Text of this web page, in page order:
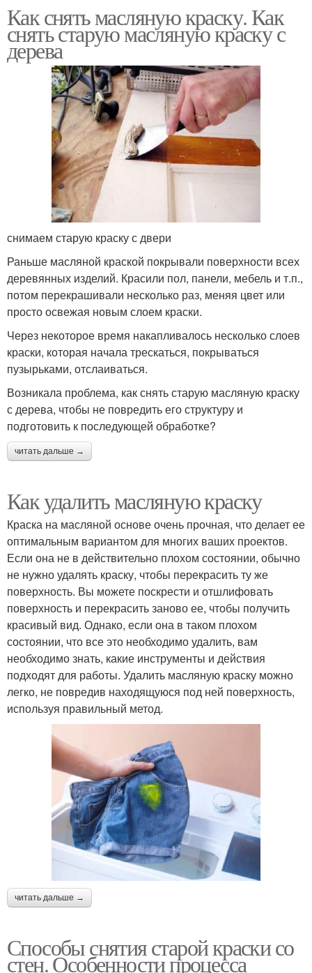
Как снять масляную краску. Как
снять старую масляную краску с
дерева
снимаем старую краску с двери
Раньше масляной краской покрывали поверхности всех
деревянных изделий. Красили пол, панели, мебель и т.п.,
потом перекрашивали несколько раз, меняя цвет или
просто освежая новым слоем краски.
Через некоторое время накапливалось несколько слоев
краски, которая начала трескаться, покрываться
пузырьками, отслаиваться.
Возникала проблема, как снять старую масляную краску
с дерева, чтобы не повредить его структуру и
подготовить к последующей обработке?
читать дальше →
Как удалить масляную краску
Краска на масляной основе очень прочная, что делает ее
оптимальным вариантом для многих ваших проектов.
Если она не в действительно плохом состоянии, обычно
не нужно удалять краску, чтобы перекрасить ту же
поверхность. Вы можете поскрести и отшлифовать
поверхность и перекрасить заново ее, чтобы получить
красивый вид. Однако, если она в таком плохом
состоянии, что все это необходимо удалить, вам
необходимо знать, какие инструменты и действия
подходят для работы. Удалить масляную краску можно
легко, не повредив находящуюся под ней поверхность,
используя правильный метод.
читать дальше →
Способы снятия старой краски со
стен. Особенности процесса